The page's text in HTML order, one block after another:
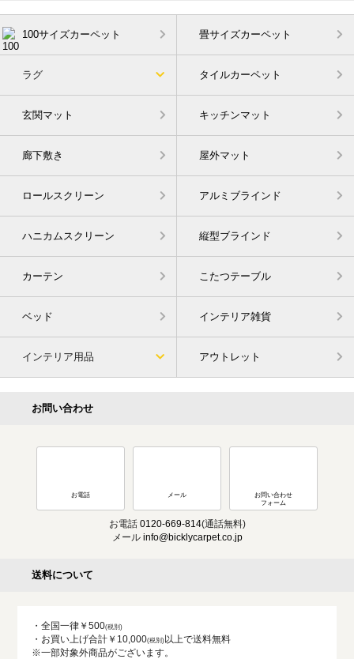
100サイズカーペット 畳サイズカーペット
ラグ タイルカーペット
玄関マット キッチンマット
廊下敷き 屋外マット
ロールスクリーン アルミブラインド
ハニカムスクリーン 縦型ブラインド
カーテン こたつテーブル
ベッド インテリア雑貨
インテリア用品 アウトレット
お問い合わせ
お電話 メール
お問い合わせ
フォーム
お電話 0120-669-814(通話無料)
メール info@bicklycarpet.co.jp
送料について
・全国一律￥500
・お買い上げ合計￥10,000
以上で送料無料
※一部対象外商品がございます。